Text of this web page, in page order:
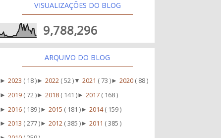
VISUALIZAÇÕES DO BLOG
9,788,296
ARQUIVO DO BLOG
►2023 ( 18 )►2022 ( 52 ) ▼2021 ( 73 )►2020 ( 88 )
►2019 ( 72 )►2018 ( 141 )►2017 ( 168 )
►2016 ( 189 )►2015 ( 181 )►2014( 159 )
►2013 ( 277 )►2012 ( 385 )►2011 ( 385 )